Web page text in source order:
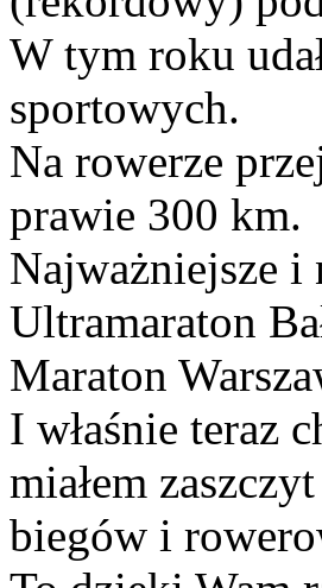
W tym roku
sportowych.
Na rowerze
prawie 300 km.
Najważniejsze i
Ultramaraton
Maraton
I właśnie teraz
miałem
biegów i